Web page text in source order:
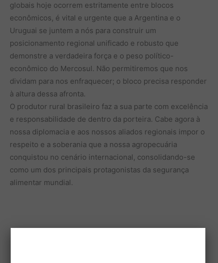
globais hoje ocorrem estritamente entre blocos
econômicos, é vital e urgente que a Argentina e o
Uruguai se juntem a nós para construir um
posicionamento regional unificado e robusto que
demonstre a verdadeira força e o peso político-
econômico do Mercosul. Não permitiremos que nos
dividam para nos enfraquecer; o bloco precisa responder
à altura dessa afronta.
O produtor rural brasileiro faz a sua parte com excelência
e responsabilidade de dentro da porteira. Cabe agora à
nossa diplomacia e aos nossos aliados regionais impor o
respeito e a soberania que a nossa agropecuária
conquistou no cenário internacional, consolidando-se
como um dos principais protagonistas da segurança
alimentar mundial.